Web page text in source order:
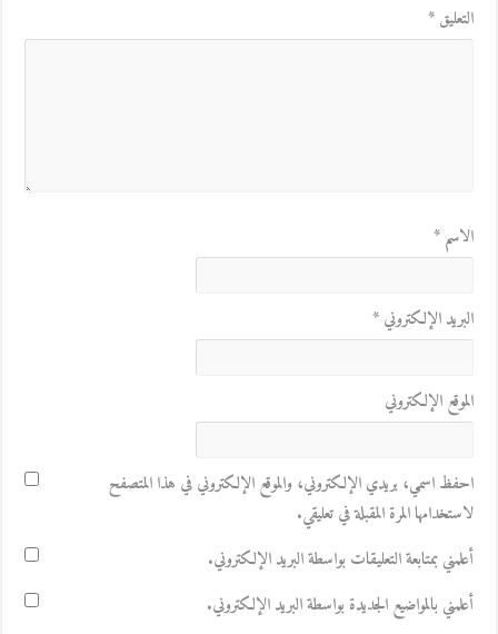
التعليق*
الاسم*
البريد الإلكتروني*
الموقع الإلكتروني
احفظ اسمي، بريدي الإلكتروني، والموقع الإلكتروني في هذا المتصفح
لاستخدامها المرة المقبلة في تعليقي.
أعلمني بمتابعة التعليقات بواسطة البريد الإلكتروني.
أعلمني بالمواضيع الجديدة بواسطة البريد الإلكتروني.